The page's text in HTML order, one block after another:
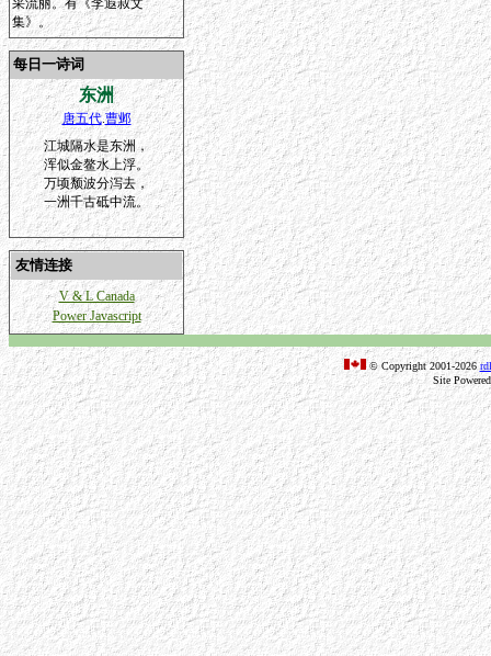
采流丽。有《李遐叔文
集》。
每日一诗词
东洲
唐五代.曹邺
江城隔水是东洲，
浑似金鳌水上浮。
万顷颓波分泻去，
一洲千古砥中流。
友情连接
V & L Canada
Power Javascript
© Copyright 2001-2026
Site